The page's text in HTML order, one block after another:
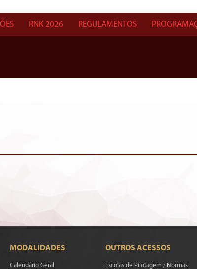
RNK 2026 REGULAMENTOS
MODALIDADES
Calendário Geral
OUTROS ACESSOS
Escolas de Pilotagem / Normas